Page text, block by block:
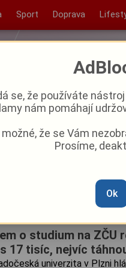
Sport Doprava
o studium na ZČU
17 tisíc, nejvíc
univerzita v Plzni
se, že používáte
nám pomáhají
možné, že se Vám
Prosíme,
Ok